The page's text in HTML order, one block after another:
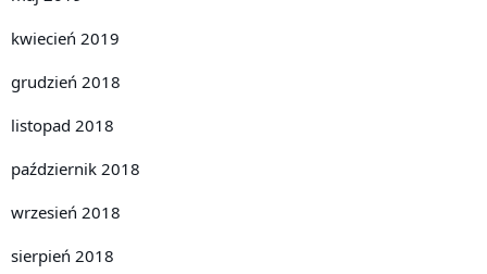
kwiecień 2019
grudzień 2018
listopad 2018
październik 2018
wrzesień 2018
sierpień 2018